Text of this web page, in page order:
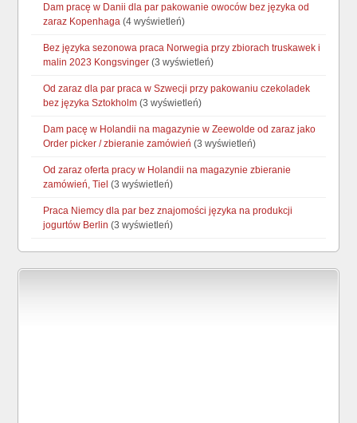
Dam pracę w Danii dla par pakowanie owoców bez języka od
zaraz Kopenhaga (4 wyświetleń)
Bez języka sezonowa praca Norwegia przy zbiorach truskawek i
malin 2023 Kongsvinger (3 wyświetleń)
Od zaraz dla par praca w Szwecji przy pakowaniu czekoladek
bez języka Sztokholm (3 wyświetleń)
Dam pacę w Holandii na magazynie w Zeewolde od zaraz jako
Order picker / zbieranie zamówień (3 wyświetleń)
Od zaraz oferta pracy w Holandii na magazynie zbieranie
zamówień, Tiel (3 wyświetleń)
Praca Niemcy dla par bez znajomości języka na produkcji
jogurtów Berlin (3 wyświetleń)